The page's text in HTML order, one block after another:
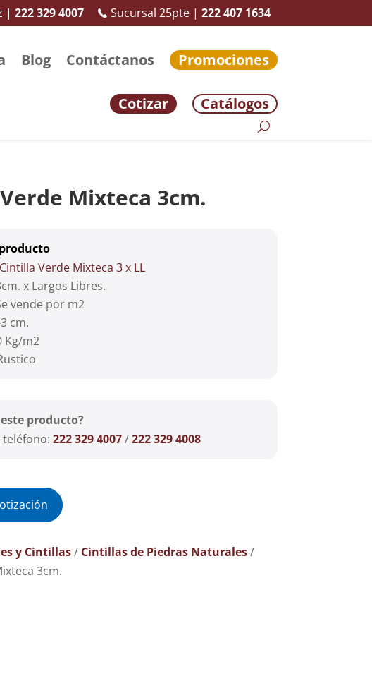
| 222 329 4007 Sucursal 25pte | 222 407 1634
Blog Contáctanos Promociones
Cotizar Catálogos
Mixteca 3cm.
Cintilla Verde Mixteca 3 x LL
x Largos Libres.
vende por m2
cm.
Kg/m2
producto?
222 329 4007/222 329 4008
y Cintillas/ Cintillas de Piedras Naturales/
3cm.